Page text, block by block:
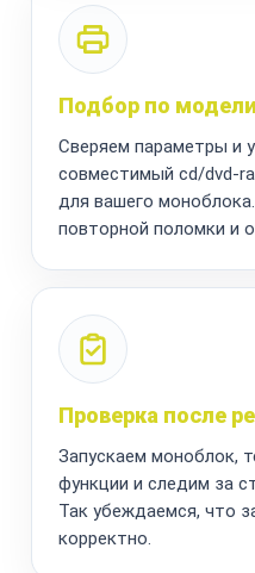
Подбор по модели
Сверяем параметры и
совместимый cd/dvd-
для вашего
повторной поломки и
Проверка после
Запускаем моноблок,
функции и следим за
Так убеждаемся, что
корректно.